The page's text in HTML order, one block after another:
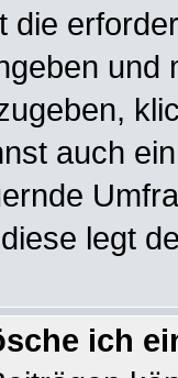
die
und
auch
legt
ich